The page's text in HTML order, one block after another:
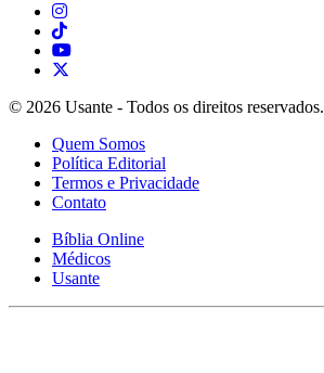
© 2026 Usante - Todos os direitos reservados.
Quem Somos
Política Editorial
Termos e Privacidade
Contato
Bíblia Online
Médicos
Usante